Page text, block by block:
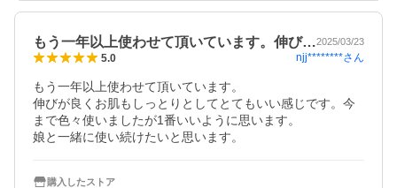
もう一年以上使わせて頂いています。伸び…2025/03/23
5.0 njj********さん
もう一年以上使わせて頂いています。
伸びが良くお肌もしっとりとしてとてもいい感じです。今
まで色々使いましたが1番いいように思います。
娘と一緒に使い続けたいと思います。
購入したストア